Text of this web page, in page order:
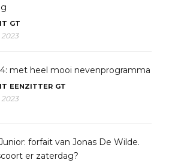
GT
2023
met heel mooi nevenprogramma
EENZITTER GT
2023
forfait van Jonas De Wilde.
er zaterdag?